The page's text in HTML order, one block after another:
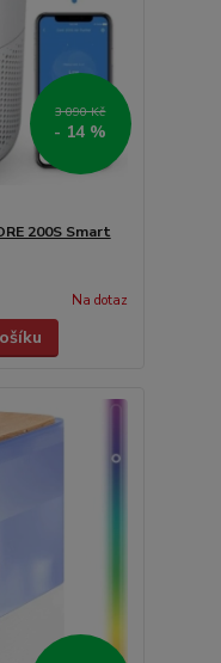
3 090 Kč
- 14 %
200S Smart
Na dotaz